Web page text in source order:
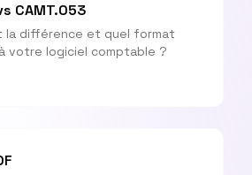
CAMT.053
la différence et quel format
votre logiciel comptable ?